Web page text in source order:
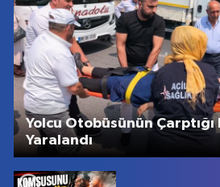
Yolcu Otobüsünün Çarptığı
Yaralandı